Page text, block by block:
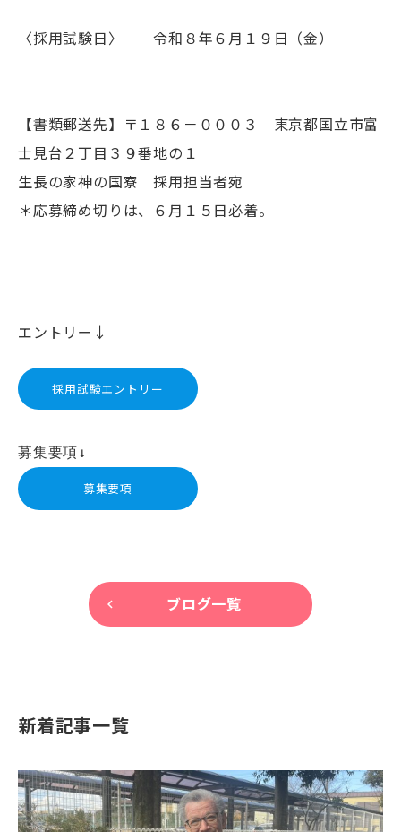
〈採用試験日〉 令和８年６月１９日（金）
【書類郵送先】〒１８６－０００３ 東京都国立市富
士見台２丁目３９番地の１
生長の家神の国寮 採用担当者宛
＊応募締め切りは、６月１５日必着。
エントリー↓
採用試験エントリー
募集要項↓
募集要項
keyboard_arrow_left ブログ一覧
新着記事一覧